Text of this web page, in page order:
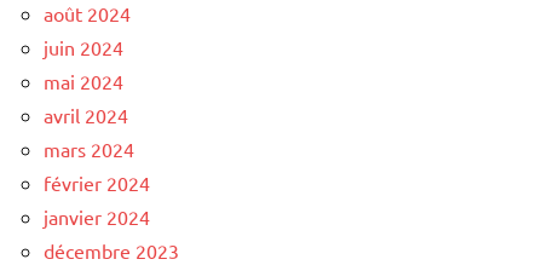
août 2024
juin 2024
mai 2024
avril 2024
mars 2024
février 2024
janvier 2024
décembre 2023